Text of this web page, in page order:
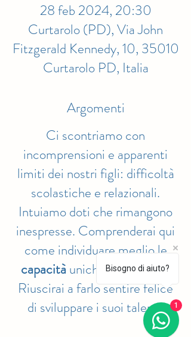
28 feb 2024, 20:30
Curtarolo (PD), Via John
Fitzgerald Kennedy, 10, 35010
Curtarolo PD, Italia
Argomenti
Ci scontriamo con
incomprensioni e apparenti
limiti dei nostri figli: difficoltà
scolastiche e relazionali.
Intuiamo doti che rimangono
inespresse. Comprenderai qui
come individuare meglio le
capacitàuniche di tuo figlio.
Riuscirai a farlo sentire felice
di sviluppare i suoi talenti,
autostimae
Bisogno di aiuto?
1